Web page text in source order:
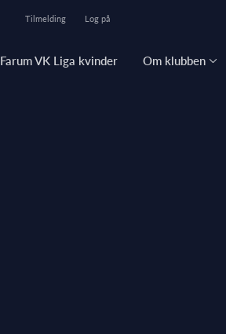
Tilmelding Log på
Farum VK Liga kvinder Om klubben